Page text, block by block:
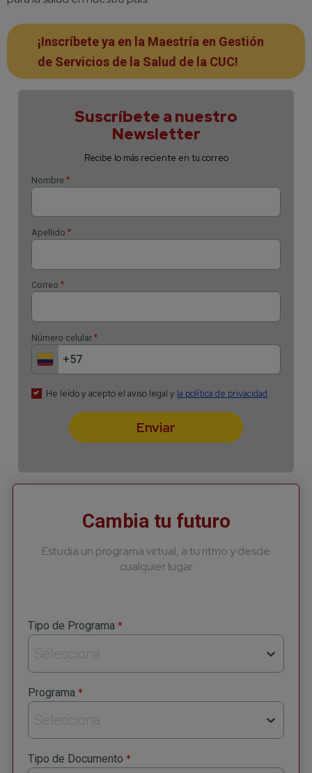
¡Inscríbete ya en la Maestría en Gestión
de Servicios de la Salud de la CUC!
Cambia tu futuro
Estudia un programa virtual, a tu ritmo y desde
cualquier lugar
Tipo de Programa *
Selecciona
Programa *
Selecciona
Tipo de Documento *